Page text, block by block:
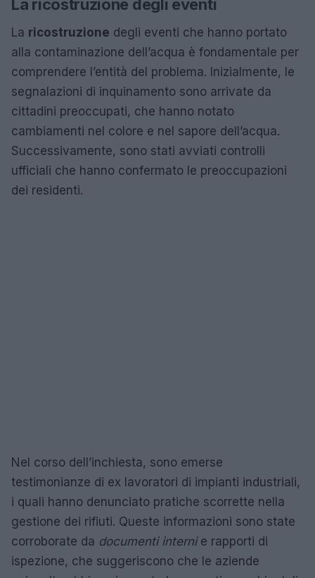
La ricostruzione degli eventi
La ricostruzione degli eventi che hanno portato
alla contaminazione dell’acqua è fondamentale per
comprendere l’entità del problema. Inizialmente, le
segnalazioni di inquinamento sono arrivate da
cittadini preoccupati, che hanno notato
cambiamenti nel colore e nel sapore dell’acqua.
Successivamente, sono stati avviati controlli
ufficiali che hanno confermato le preoccupazioni
dei residenti.
Nel corso dell’inchiesta, sono emerse
testimonianze di ex lavoratori di impianti industriali,
i quali hanno denunciato pratiche scorrette nella
gestione dei rifiuti. Queste informazioni sono state
corroborate da documenti internie rapporti di
ispezione, che suggeriscono che le aziende